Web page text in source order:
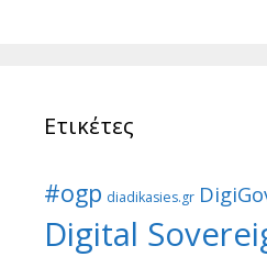
Ετικέτες
#ogp diadikasies.gr
Digital